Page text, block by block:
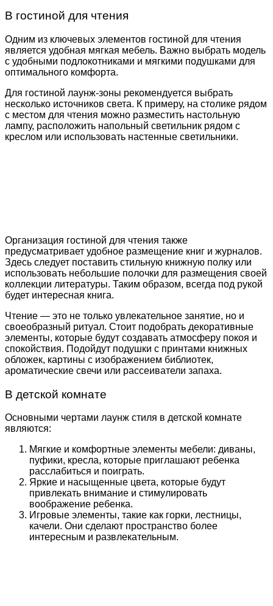
В гостиной для чтения
Одним из ключевых элементов гостиной для чтения
является удобная мягкая мебель. Важно выбрать модель
с удобными подлокотниками и мягкими подушками для
оптимального комфорта.
Для гостиной лаунж-зоны рекомендуется выбрать
несколько источников света. К примеру, на столике рядом
с местом для чтения можно разместить настольную
лампу, расположить напольный светильник рядом с
креслом или использовать настенные светильники.
Организация гостиной для чтения также
предусматривает удобное размещение книг и журналов.
Здесь следует поставить стильную книжную полку или
использовать небольшие полочки для размещения своей
коллекции литературы. Таким образом, всегда под рукой
будет интересная книга.
Чтение — это не только увлекательное занятие, но и
своеобразный ритуал. Стоит подобрать декоративные
элементы, которые будут создавать атмосферу покоя и
спокойствия. Подойдут подушки с принтами книжных
обложек, картины с изображением библиотек,
ароматические свечи или рассеиватели запаха.
В детской комнате
Основными чертами лаунж стиля в детской комнате
являются:
Мягкие и комфортные элементы мебели: диваны,
пуфики, кресла, которые приглашают ребенка
расслабиться и поиграть.
Яркие и насыщенные цвета, которые будут
привлекать внимание и стимулировать
воображение ребенка.
Игровые элементы, такие как горки, лестницы,
качели. Они сделают пространство более
интересным и развлекательным.